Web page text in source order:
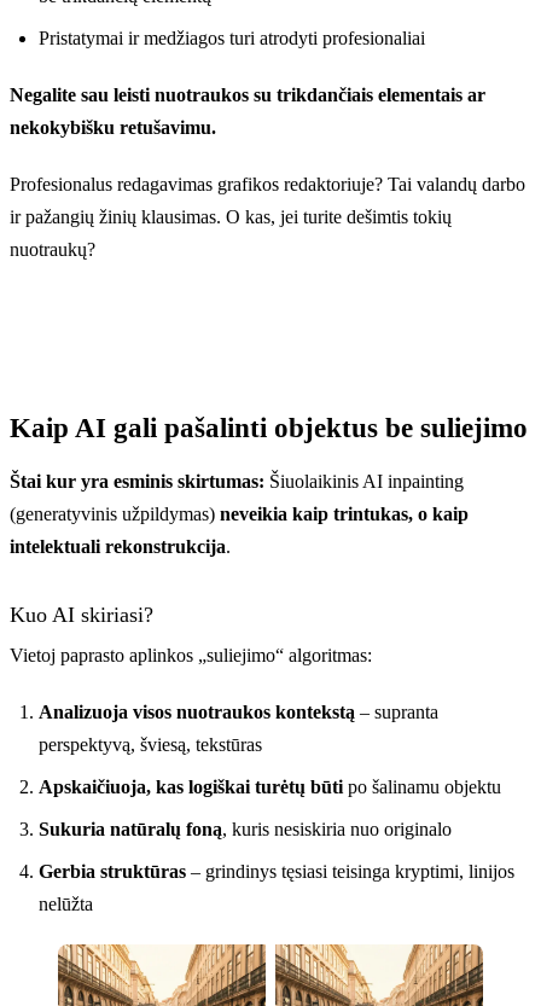
Pristatymai ir medžiagos turi atrodyti profesionaliai
Negalite sau leisti nuotraukos su trikdančiais elementais ar
nekokybišku retušavimu.
Profesionalus redagavimas grafikos redaktoriuje? Tai valandų darbo
ir pažangių žinių klausimas. O kas, jei turite dešimtis tokių
nuotraukų?
Kaip AI gali pašalinti objektus be suliejimo
Štai kur yra esminis skirtumas: Šiuolaikinis AI inpainting
(generatyvinis užpildymas) neveikia kaip trintukas, o kaip
intelektuali rekonstrukcija.
Kuo AI skiriasi?
Vietoj paprasto aplinkos „suliejimo“ algoritmas:
Analizuoja visos nuotraukos kontekstą – supranta
perspektyvą, šviesą, tekstūras
Apskaičiuoja, kas logiškai turėtų būti po šalinamu objektu
Sukuria natūralų foną, kuris nesiskiria nuo originalo
Gerbia struktūras – grindinys tęsiasi teisinga kryptimi, linijos
nelūžta